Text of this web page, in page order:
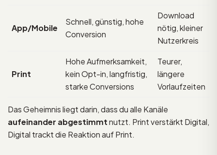
App/Mobile
Schnell, günstig, hohe
Conversion
Download
nötig, kleiner
Nutzerkreis
Print
Hohe Aufmerksamkeit,
kein Opt-in, langfristig,
starke Conversions
Teurer,
längere
Vorlaufzeiten
Das Geheimnis liegt darin, dass du alle Kanäle
aufeinander abgestimmtnutzt. Print verstärkt Digital,
Digital trackt die Reaktion auf Print.